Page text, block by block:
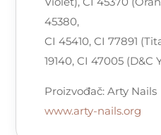
45380,
CI 45410, CI 77891
19140, CI 47005 (D&C
Proizvođač: Arty Nails
www.arty-nails.org